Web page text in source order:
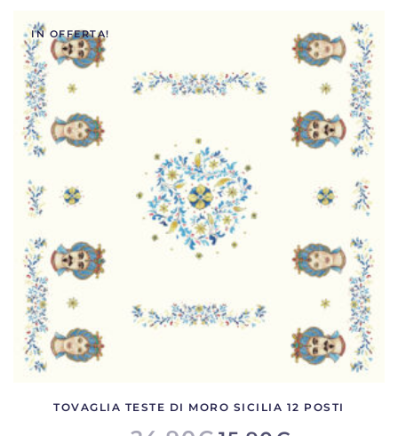
IN OFFERTA!
TOVAGLIA TESTE DI MORO SICILIA 12 POSTI